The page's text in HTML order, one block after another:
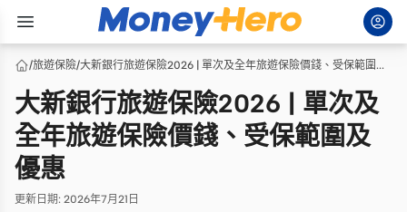
/旅遊保險/ 大新銀行旅遊保險2026 | 單次及全年旅遊保險價錢、受保範圍及優惠
大新銀行旅遊保險2026 | 單次及
全年旅遊保險價錢、受保範圍及
優惠
更新日期: 2026年7月21日